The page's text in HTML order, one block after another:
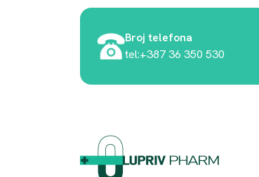
Broj telefona
tel:+387 36 350 530